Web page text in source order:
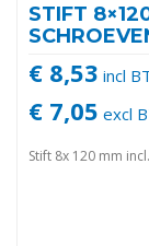
STIFT
€ 8,53 incl
€ 7,05 excl
Stift 8x 120 mm